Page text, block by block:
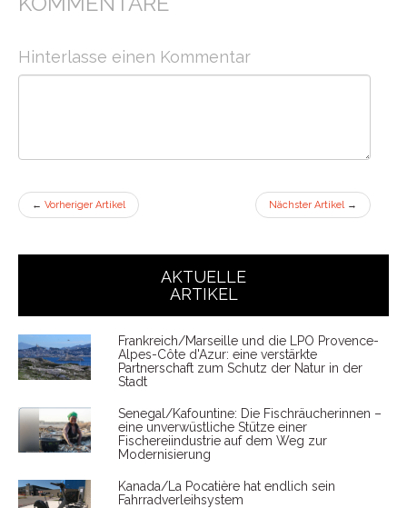
Hinterlasse einen Kommentar
← Vorheriger Artikel Nächster Artikel →
AKTUELLE
ARTIKEL
Frankreich/Marseille und die LPO Provence-
Alpes-Côte d'Azur: eine verstärkte
Partnerschaft zum Schutz der Natur in der
Stadt
Senegal/Kafountine: Die Fischräucherinnen –
eine unverwüstliche Stütze einer
Fischereiindustrie auf dem Weg zur
Modernisierung
Kanada/La Pocatière hat endlich sein
Fahrradverleihsystem